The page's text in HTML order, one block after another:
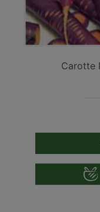
Carotte